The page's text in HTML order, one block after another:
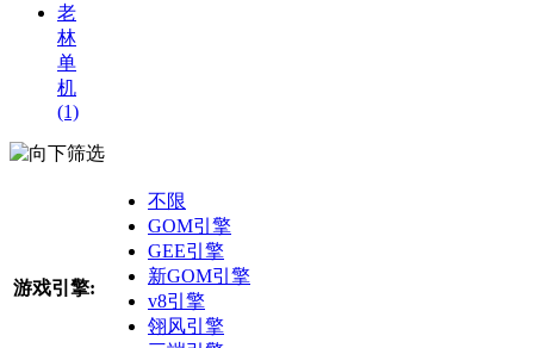
老
林
单
机
(1)
筛选
游戏引擎:
不限
GOM引擎
GEE引擎
新GOM引擎
v8引擎
翎风引擎